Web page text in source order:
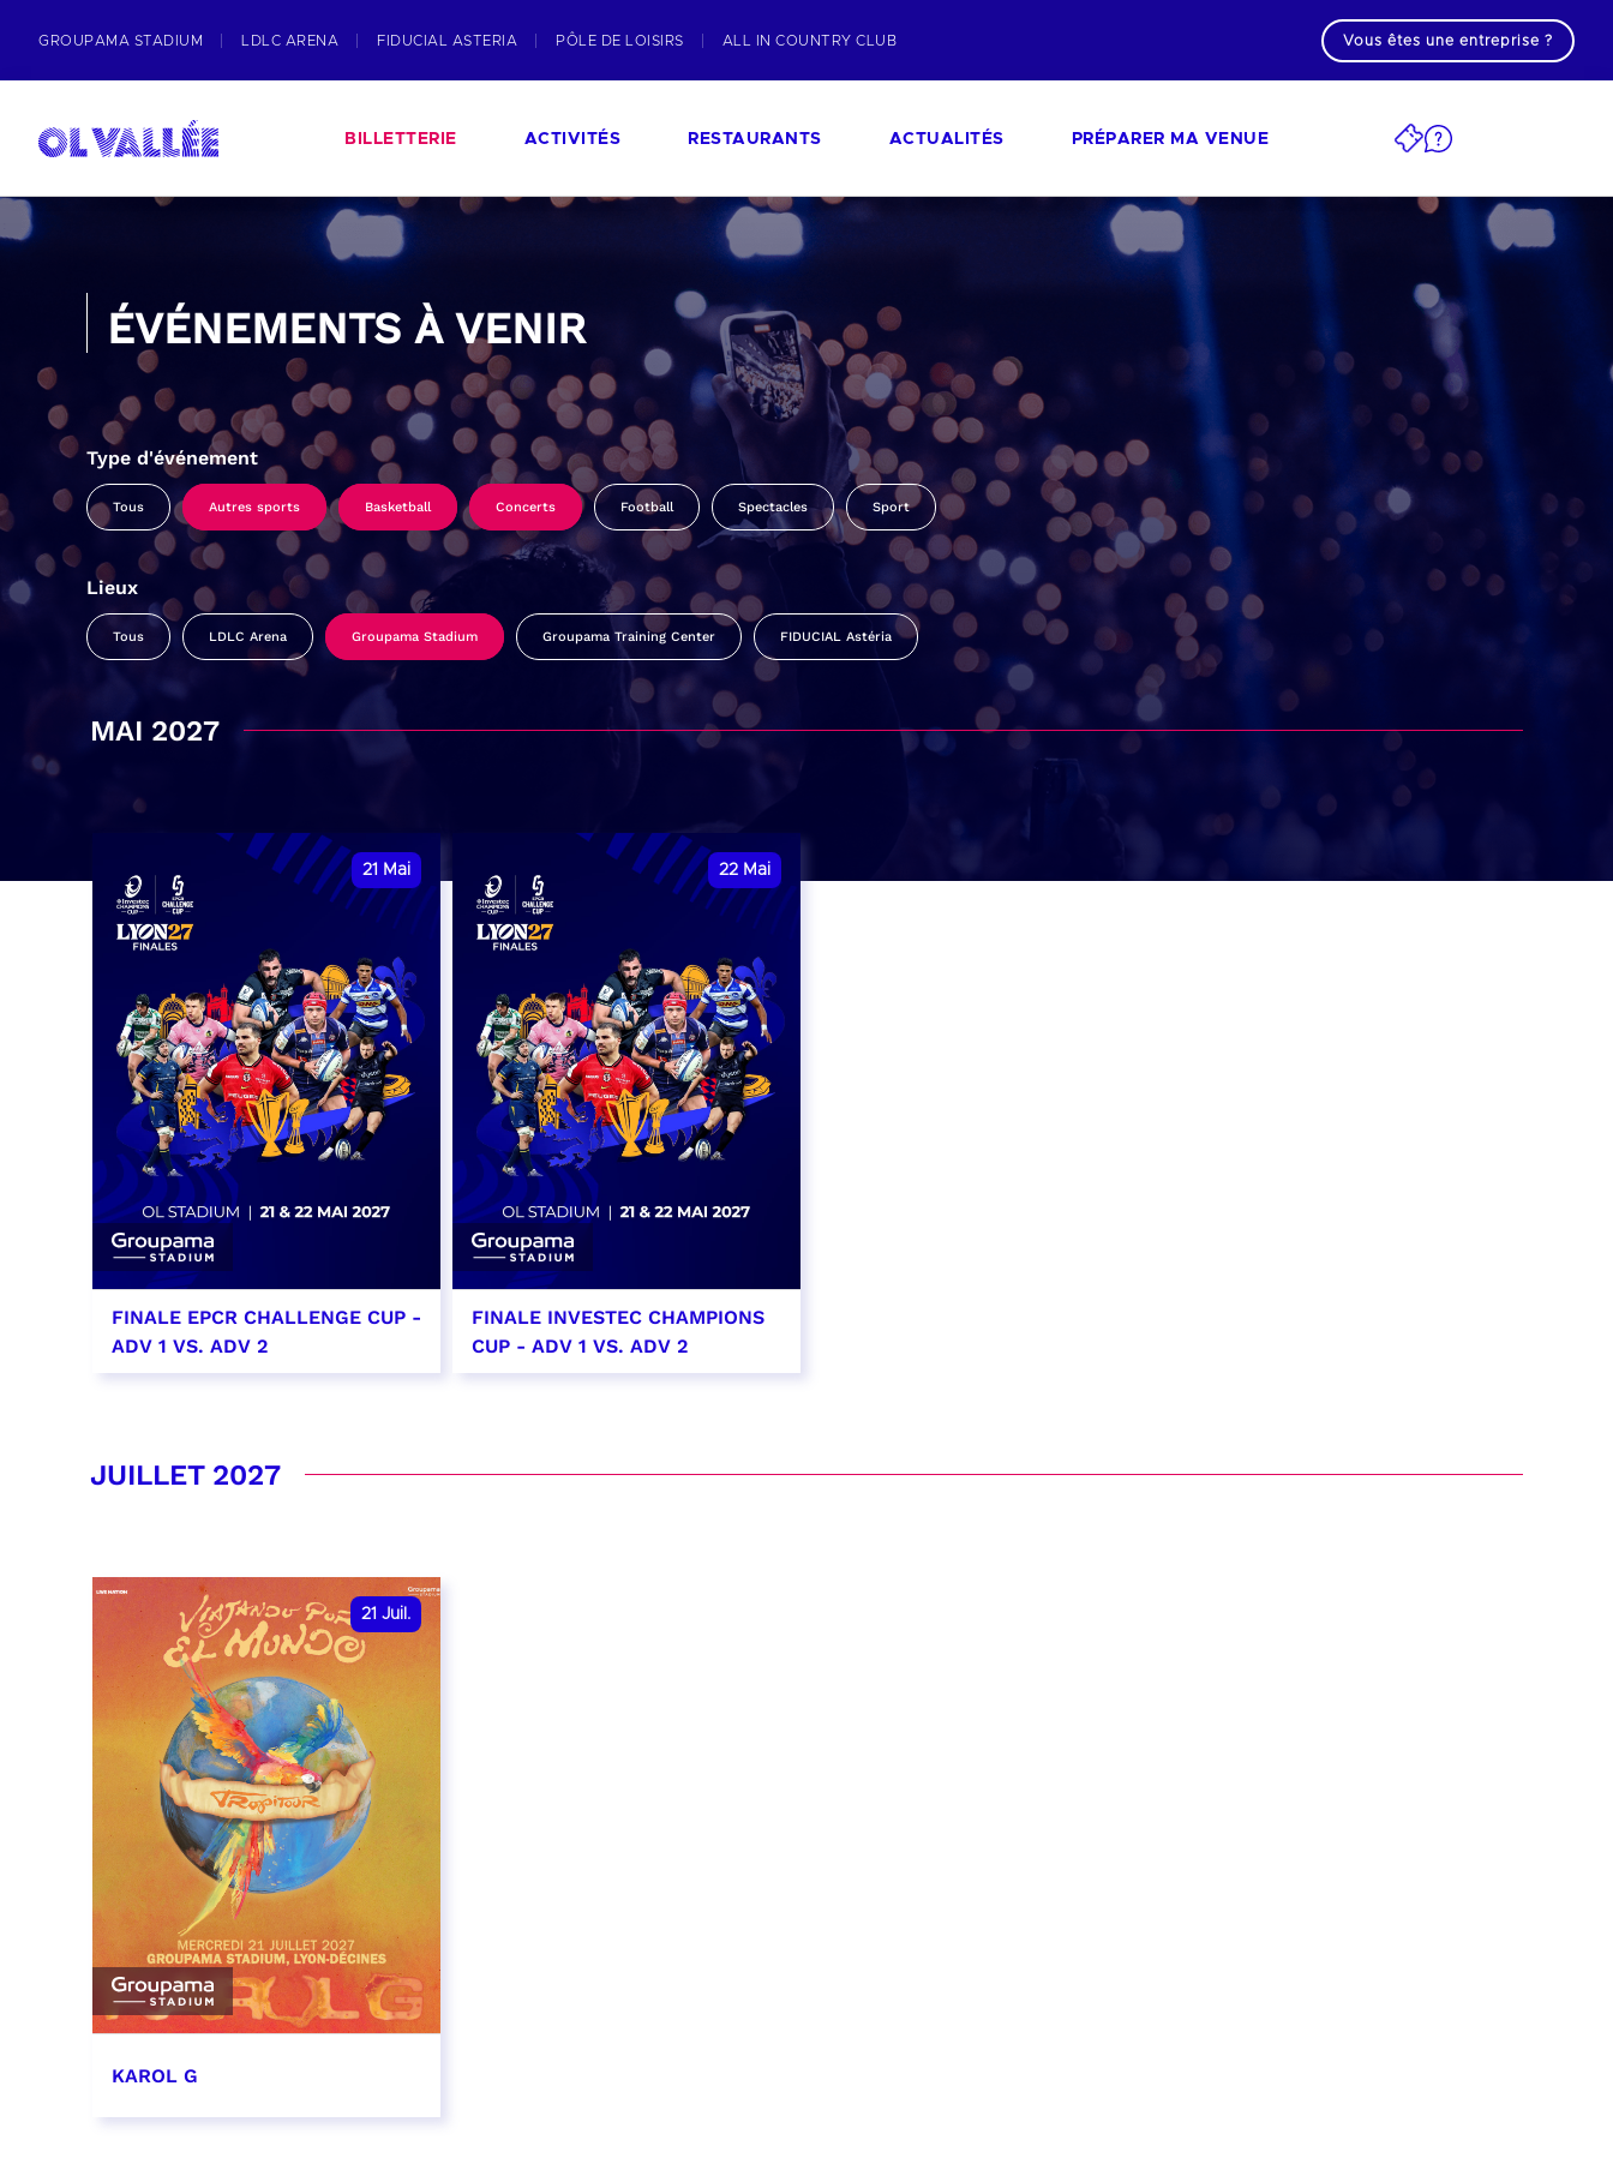
GROUPAMA STADIUM LDLC ARENA FIDUCIAL ASTERIA PÔLE DE LOISIRS ALL IN COUNTRY CLUB Vous êtes une entreprise ?
BILLETTERIE ACTIVITÉS RESTAURANTS ACTUALITÉS PRÉPARER MA VENUE
ÉVÉNEMENTS À VENIR
Type d'événement
Tous Autres sports Basketball Concerts Football Spectacles Sport
Lieux
Tous LDLC Arena Groupama Stadium Groupama Training Center FIDUCIAL Astéria
MAI 2027
21 Mai
FINALE EPCR CHALLENGE CUP -
ADV 1 VS. ADV 2
RÉSERVER
22 Mai
FINALE INVESTEC CHAMPIONS
CUP - ADV 1 VS. ADV 2
RÉSERVER
JUILLET 2027
21 Juil.
KAROL G